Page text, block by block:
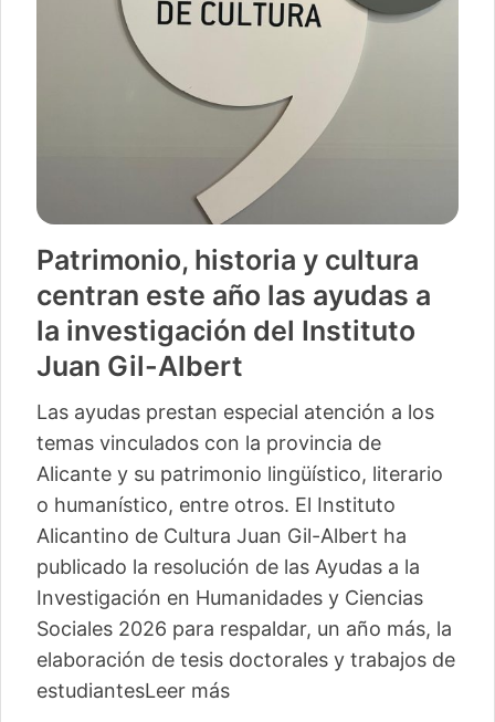
Patrimonio, historia y cultura
centran este año las ayudas a
la investigación del Instituto
Juan Gil-Albert
Las ayudas prestan especial atención a los
temas vinculados con la provincia de
Alicante y su patrimonio lingüístico, literario
o humanístico, entre otros. El Instituto
Alicantino de Cultura Juan Gil-Albert ha
publicado la resolución de las Ayudas a la
Investigación en Humanidades y Ciencias
Sociales 2026 para respaldar, un año más, la
elaboración de tesis doctorales y trabajos de
estudiantesLeer más